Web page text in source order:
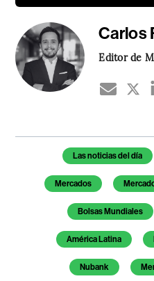
Carlos
Editor de
Temas de este artículo
Las noticias del día
Mercados
Bolsas Mundiales
América Latina
Nubank